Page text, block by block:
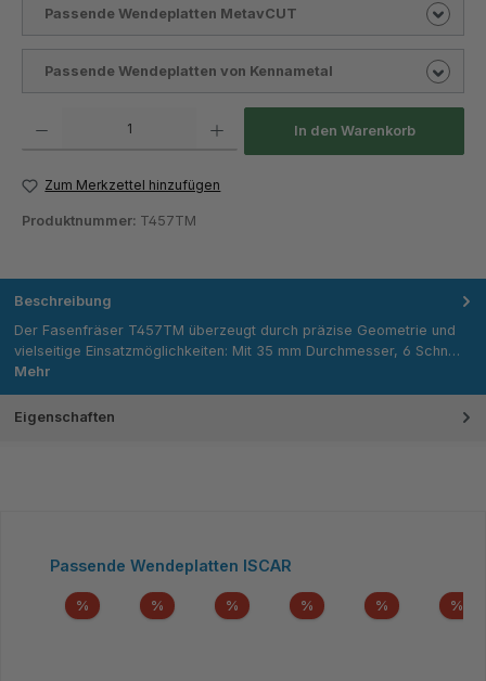
Passende Wendeplatten MetavCUT
Passende Wendeplatten von Kennametal
In den Warenkorb
Zum Merkzettel hinzufügen
Produktnummer: T457TM
Beschreibung
Der Fasenfräser T457TM überzeugt durch präzise Geometrie und
vielseitige Einsatzmöglichkeiten: Mit 35 mm Durchmesser, 6 Schn…
Mehr
Eigenschaften
Produktgalerie überspringen
Passende Wendeplatten ISCAR
%Rabatt %Rabatt %Rabatt %Rabatt %Rabatt %